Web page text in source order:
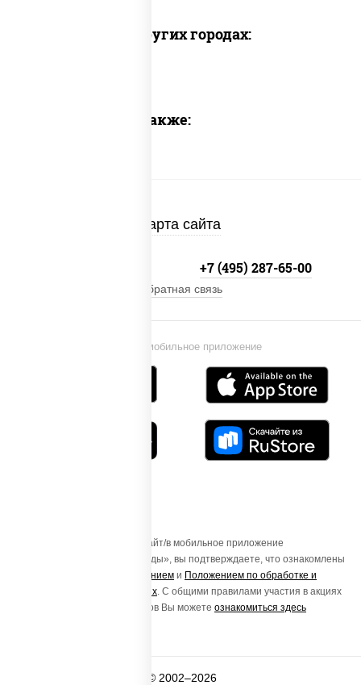
Доставка в других городах:
Предлагаем также:
Карта сайта
Установи мобильное приложение
+7 (495) 287-65-00
Обратная связь
Осуществляя вход на этот Сайт/в мобильное приложение
«ПиццаСушиВок - доставка еды», вы подтверждаете, что ознакомлены
Пользовательским соглашением и Положением по обработке и
защите персональных данных. С общими правилами участия в акциях
и порядке получения подарков Вы можете ознакомиться здесь
© 2002–2026